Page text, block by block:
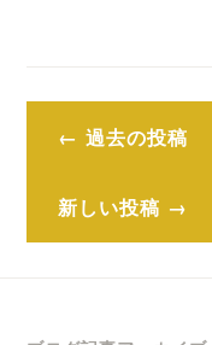
カ
ラ」
投
ナ
ビ
過去の投稿
新しい投稿